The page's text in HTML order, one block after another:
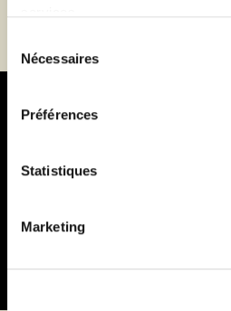
Nécessaires
Préférences
Statistiques
Marketing